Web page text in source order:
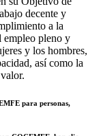
decente y
a la
empleo pleno y
y los hombres,
así como la
para personas,